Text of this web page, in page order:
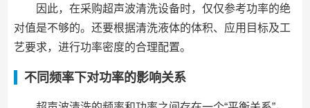
因此，在采购超声波清洗设备时，仅仅参考功率的绝
对值是不够的。还要根据清洗液体的体积、应用目标及工
艺要求，进行功率密度的合理配置。
不同频率下对功率的影响关系